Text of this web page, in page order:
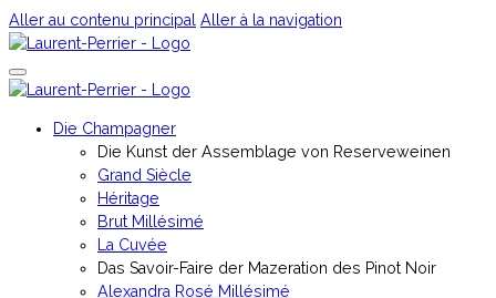
Aller au contenu principal Aller à la navigation
Die Champagner
Die Kunst der Assemblage von Reserveweinen
Grand Siècle
Héritage
Brut Millésimé
La Cuvée
Das Savoir-Faire der Mazeration des Pinot Noir
Alexandra Rosé Millésimé